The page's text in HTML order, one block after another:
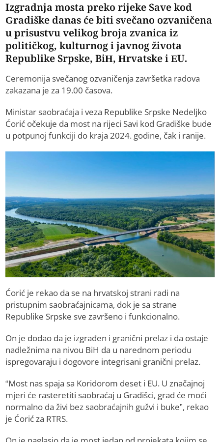
Izgradnja mosta preko rijeke Save kod
Gradiške danas će biti svečano ozvaničena
u prisustvu velikog broja zvanica iz
političkog, kulturnog i javnog života
Republike Srpske, BiH, Hrvatske i EU.
Ceremonija svečanog ozvaničenja završetka radova
zakazana je za 19.00 časova.
Ministar saobraćaja i veza Republike Srpske Nedeljko
Ćorić očekuje da most na rijeci Savi kod Gradiške bude
u potpunoj funkciji do kraja 2024. godine, čak i ranije.
Ćorić je rekao da se na hrvatskoj strani radi na
pristupnim saobraćajnicama, dok je sa strane
Republike Srpske sve završeno i funkcionalno.
On je dodao da je izgrađen i granični prelaz i da ostaje
nadležnima na nivou BiH da u narednom periodu
ispregovaraju i dogovore integrisani granični prelaz.
“Most nas spaja sa Koridorom deset i EU. U značajnoj
mjeri će rasteretiti saobraćaj u Gradišci, grad će moći
normalno da živi bez saobraćajnih gužvi i buke”, rekao
je Ćorić za RTRS.